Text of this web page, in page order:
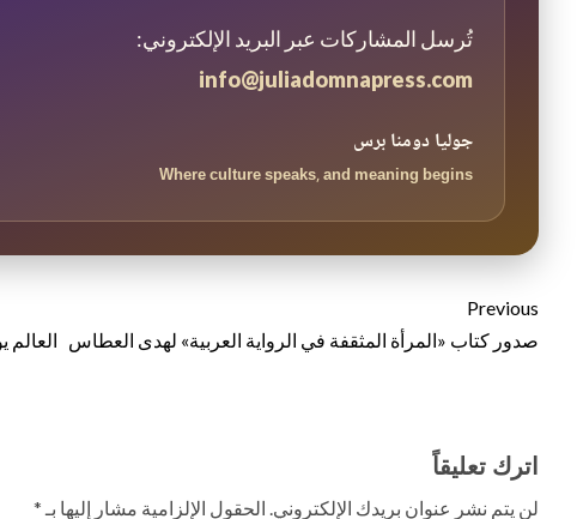
تُرسل المشاركات عبر البريد الإلكتروني:
info@juliadomnapress.com
جوليا دومنا برس
Where culture speaks, and meaning begins
Previous
صدور كتاب «المرأة المثقفة في الرواية العربية» لهدى العطاس
اترك تعليقاً
لن يتم نشر عنوان بريدك الإلكتروني. الحقول الإلزامية مشار إليها بـ *